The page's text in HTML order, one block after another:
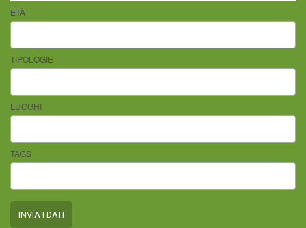
ETÀ
TIPOLOGIE
LUOGHI
TAGS